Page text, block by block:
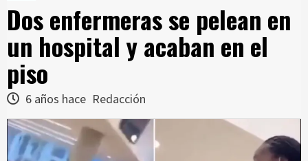
Dos enfermeras se pelean en
un hospital y acaban en el
piso
6 años hace Redacción